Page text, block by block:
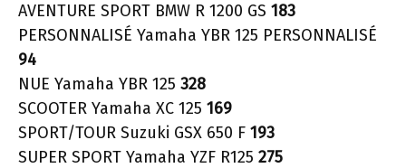
AVENTURE SPORT BMW R 1200 GS 183
PERSONNALISÉ Yamaha YBR 125 PERSONNALISÉ
94
NUE Yamaha YBR 125 328
SCOOTER Yamaha XC 125 169
SPORT/TOUR Suzuki GSX 650 F 193
SUPER SPORT Yamaha YZF R125 275